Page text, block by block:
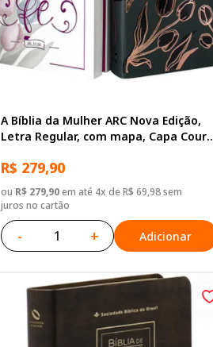
A Bíblia da Mulher ARC Nova Edição,
Letra Regular, com mapa, Capa Couro
R$ 279,90
ou R$ 279,90em até 4x de R$ 69,98 sem
juros no cartão
- + Adicionar